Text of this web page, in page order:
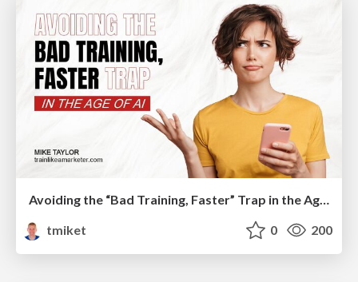
Avoiding the “Bad Training, Faster” Trap in the Age of AI
tmiket
0 200